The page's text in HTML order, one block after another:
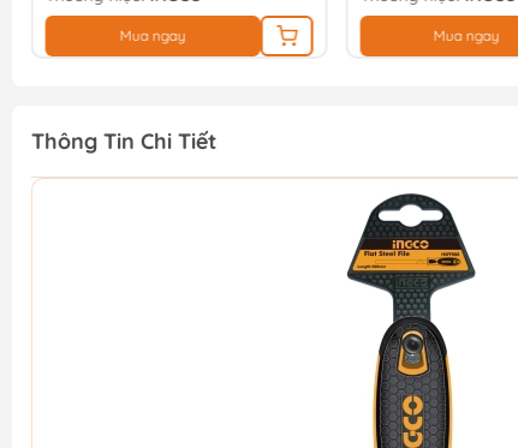
Mua ngay Mua ngay
Thông Tin Chi Tiết